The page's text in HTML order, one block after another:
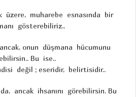
üzere, muharebe esnasında bir
gösterebiliriz..
onun düşmana hücumunu
Bu ise..
değil ; eseridir, belirtisidir..
ancak ihsanını görebilirsin. Bu